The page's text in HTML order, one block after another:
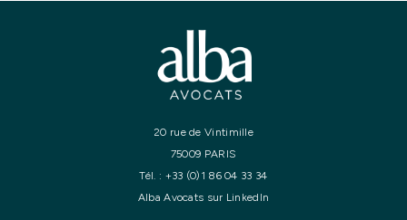
20 rue de Vintimille
75009 PARIS
Tél. : +33 (0)1 86 04 33 34
Alba Avocats sur LinkedIn